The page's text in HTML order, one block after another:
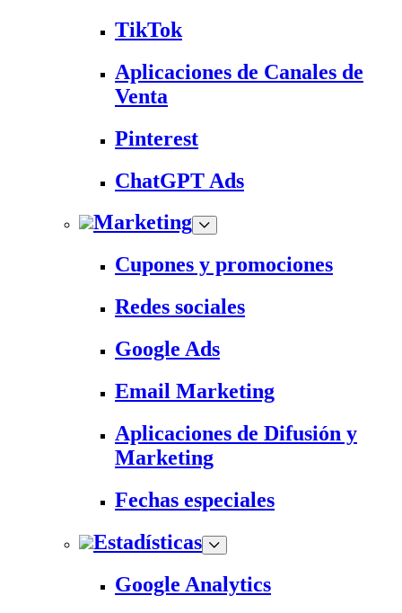
TikTok
Aplicaciones de Canales de
Venta
Pinterest
ChatGPT Ads
Marketing
Cupones y promociones
Redes sociales
Google Ads
Email Marketing
Aplicaciones de Difusión y
Marketing
Fechas especiales
Estadísticas
Google Analytics